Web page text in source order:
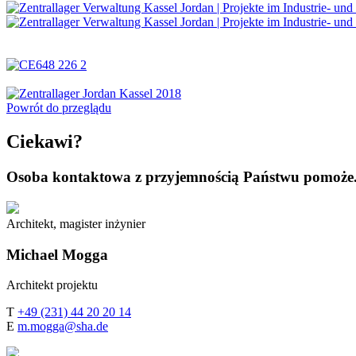
Powrót do przeglądu
Ciekawi?
Osoba kontaktowa z przyjemnością Państwu
Architekt, magister inżynier
Michael Mogga
Architekt projektu
T +49 (231) 44 20 20 14
E m.mogga@sha.de